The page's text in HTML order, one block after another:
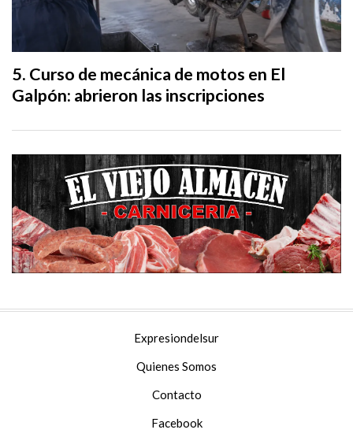
Curso de mecánica de motos en El
Galpón: abrieron las inscripciones
Expresiondelsur
Quienes Somos
Contacto
Facebook